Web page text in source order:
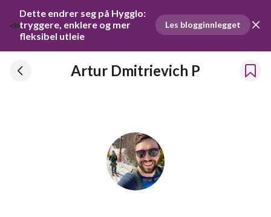
📣
Dette endrer seg på Hygglo:
tryggere, enklere og mer
fleksibel utleie
Les blogginnlegget
Artur Dmitrievich P